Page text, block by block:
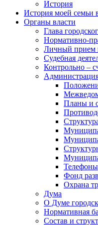
История
История моей семьи
Органы власти
Глава
Нормативно-
Личный прием
Судебная
Контрольно –
Планы и
Телефоны
Фонд
Охрана
Дума
О Думе
Нормативная
Состав и